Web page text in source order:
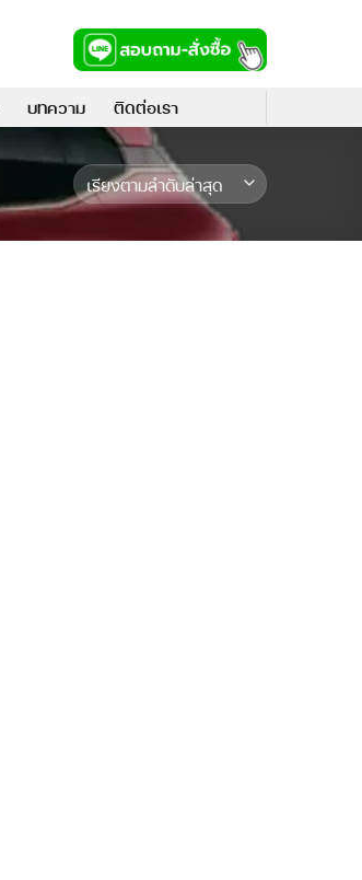
บทความ ติดต่อเรา